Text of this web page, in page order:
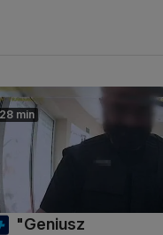
28 min
"Geniusz